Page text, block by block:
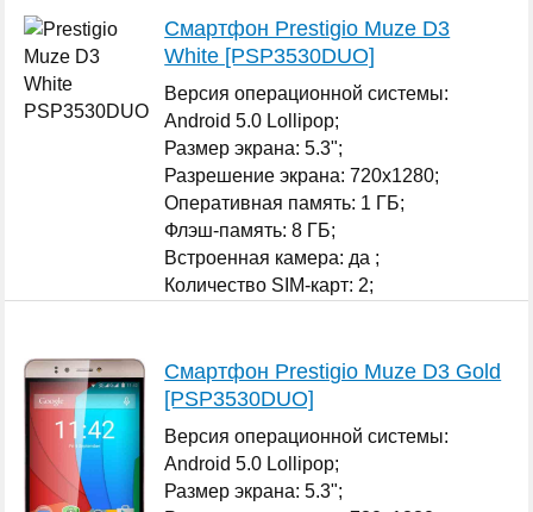
Смартфон Prestigio Muze D3
White [PSP3530DUO]
Версия операционной системы:
Android 5.0 Lollipop;
Размер экрана: 5.3";
Разрешение экрана: 720x1280;
Оперативная память: 1 ГБ;
Флэш-память: 8 ГБ;
Встроенная камера: да ;
Количество SIM-карт: 2;
Смартфон Prestigio Muze D3 Gold
[PSP3530DUO]
Версия операционной системы:
Android 5.0 Lollipop;
Размер экрана: 5.3";